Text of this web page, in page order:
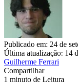
Publicado em: 24 de
Última atualização: 14
Guilherme Ferrari
Compartilhar
1 minuto de Leitura